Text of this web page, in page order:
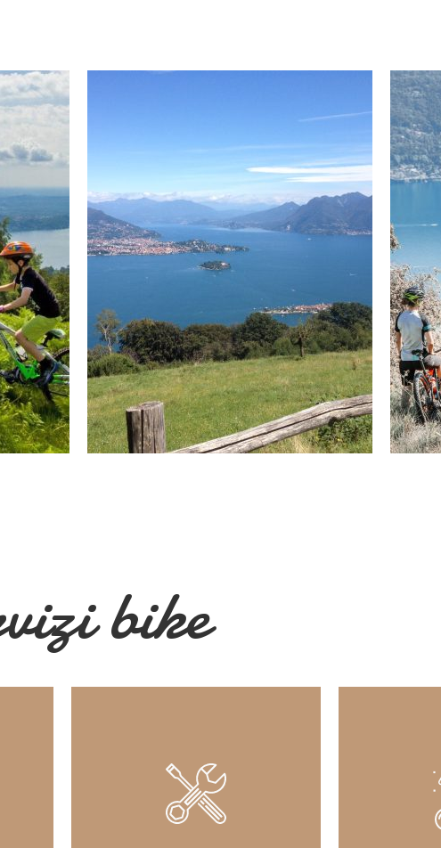
bike